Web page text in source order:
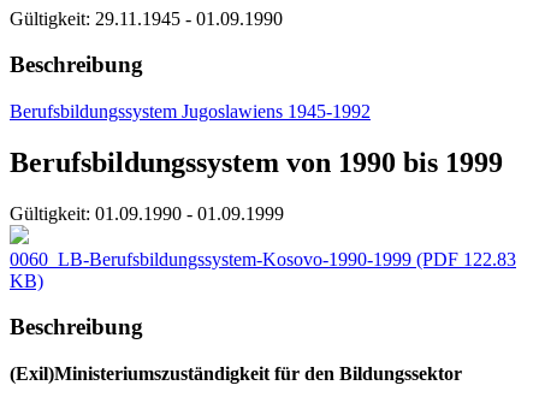
Gültigkeit: 29.11.1945 - 01.09.1990
Beschreibung
Berufsbildungssystem Jugoslawiens 1945-1992
Berufsbildungssystem von 1990 bis 1999
Gültigkeit: 01.09.1990 - 01.09.1999
0060_LB-Berufsbildungssystem-Kosovo-1990-1999 (PDF 122.83
KB)
Beschreibung
(Exil)Ministeriumszuständigkeit für den Bildungssektor